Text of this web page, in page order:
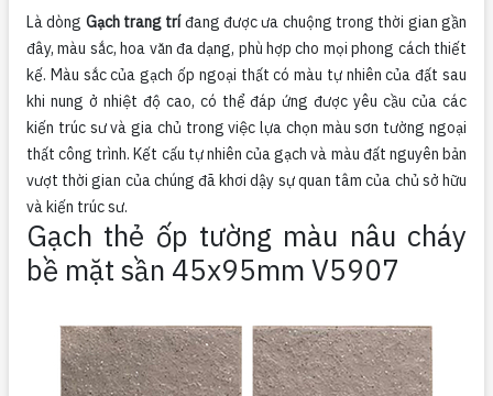
Là dòng Gạch trang trí đang được ưa chuộng trong thời gian gần
đây, màu sắc, hoa văn đa dạng, phù hợp cho mọi phong cách thiết
kế. Màu sắc của gạch ốp ngoại thất có màu tự nhiên của đất sau
khi nung ở nhiệt độ cao, có thể đáp ứng được yêu cầu của các
kiến ​​trúc sư và gia chủ trong việc lựa chọn màu sơn tường ngoại
thất công trình. Kết cấu tự nhiên của gạch và màu đất nguyên bản
vượt thời gian của chúng đã khơi dậy sự quan tâm của chủ sở hữu
và kiến ​​trúc sư.
Gạch thẻ ốp tường màu nâu cháy
bề mặt sần 45x95mm V5907